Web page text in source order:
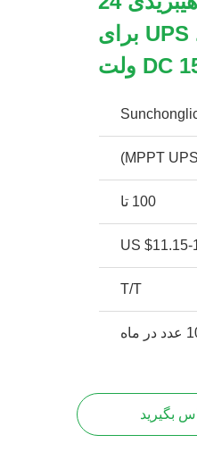
ولت با جریان شارژ 100 آمپر و عملکرد UPS برای
MPPT
100 تا
US $11.15-
T/T
بگیرید